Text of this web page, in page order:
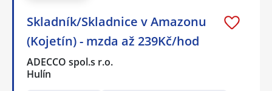
Skladník/Skladnice v Amazonu
(Kojetín) - mzda až 239Kč/hod
ADECCO spol.s r.o.
Hulín